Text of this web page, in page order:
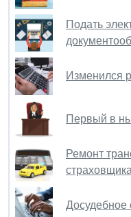
Подать
Изменился
Первый в
Ремонт
страховщика
Досудебное